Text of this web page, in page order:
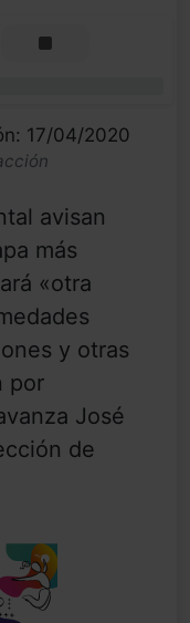
17/04/2020
avisan
más
«otra
y otras
por
José
de